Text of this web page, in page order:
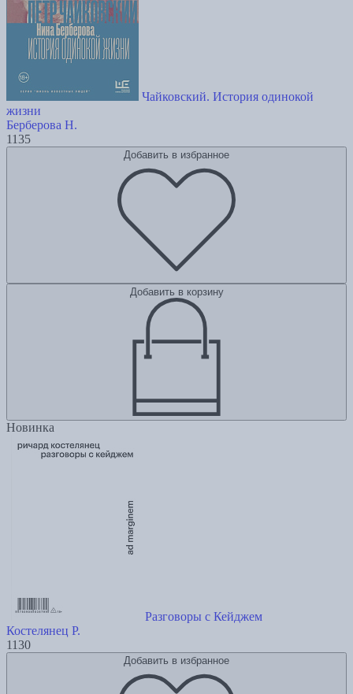
Чайковский. История одинокой
жизни
Берберова Н.
1135
Добавить в избранное
Добавить в корзину
Новинка
Разговоры с Кейджем
Костелянец Р.
1130
Добавить в избранное